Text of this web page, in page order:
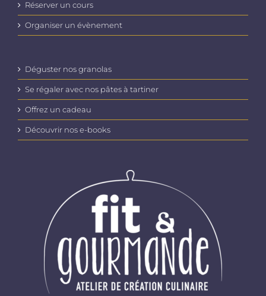
Réserver un cours
Organiser un évènement
Déguster nos granolas
Se régaler avec nos pâtes à tartiner
Offrez un cadeau
Découvrir nos e-books